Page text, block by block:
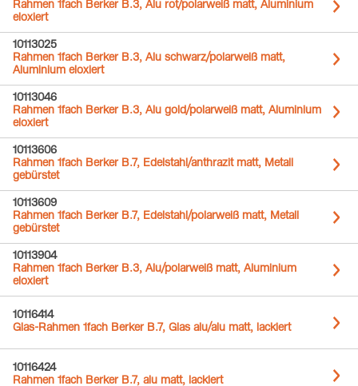
Rahmen 1fach Berker B.3, Alu rot/polarweiß matt, Aluminium
eloxiert
10113025
Rahmen 1fach Berker B.3, Alu schwarz/polarweiß matt,
Aluminium eloxiert
10113046
Rahmen 1fach Berker B.3, Alu gold/polarweiß matt, Aluminium
eloxiert
10113606
Rahmen 1fach Berker B.7, Edelstahl/anthrazit matt, Metall
gebürstet
10113609
Rahmen 1fach Berker B.7, Edelstahl/polarweiß matt, Metall
gebürstet
10113904
Rahmen 1fach Berker B.3, Alu/polarweiß matt, Aluminium
eloxiert
10116414
Glas-Rahmen 1fach Berker B.7, Glas alu/alu matt, lackiert
10116424
Rahmen 1fach Berker B.7, alu matt, lackiert